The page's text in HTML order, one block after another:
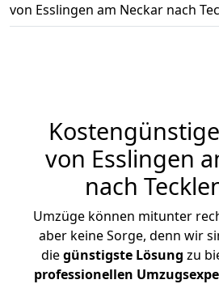
von Esslingen am Neckar nach
von Esslingen
nach
Umzüge können mitunter
aber keine Sorge, denn wir
diegünstigste Lösung zu
professionellen